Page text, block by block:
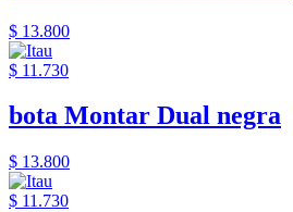
$ 13.800
$ 11.730
bota Montar Dual negra
$ 13.800
$ 11.730